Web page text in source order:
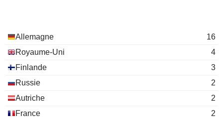
Allemagne
16
Royaume-Uni
4
Finlande
3
Russie
2
Autriche
2
France
2